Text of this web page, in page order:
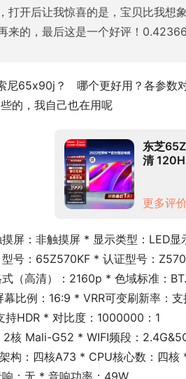
打开后让我惊喜的是，宝贝比我想
来的，最后这是一个好评！
65x90j？   哪个更好用？各参数
的，我自己也在用呢
东芝
清
更多评价
屏：非触摸屏 * 显示类型：LED
号：65Z570KF * 认证型号：
（高清）：2160p * 色域标准：
比例：16:9 * VRR可变刷新率：
持HDR * 对比度：1000000：1
2核 Mali-G52 * WIFI频段：
构：四核A73 * CPU核心数：四